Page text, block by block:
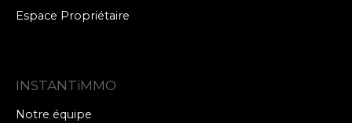
Espace Propriétaire
INSTANTiMMO
Notre équipe